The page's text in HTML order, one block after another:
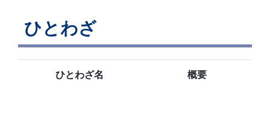
ひとわざ
ひとわざ名 概要